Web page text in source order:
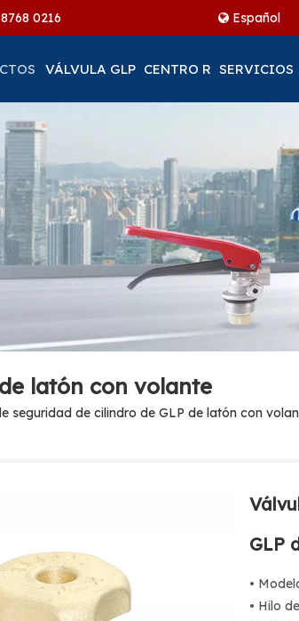
0216 Español
VÁLVULA GLP CENTRO R SERVICIOS
latón con volante
seguridad de cilindro de GLP de latón con
GLP
•
• Hilo